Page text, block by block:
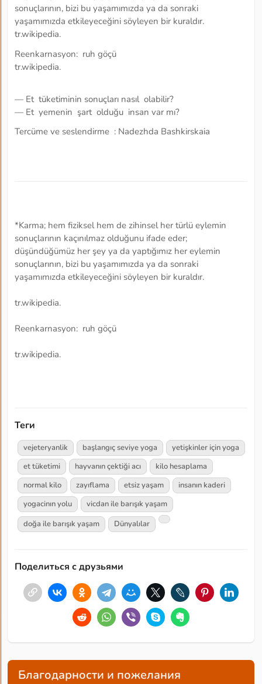
sonuçlarının, bizi bu yaşamımızda ya da sonraki
yaşamımızda etkileyeceğini söyleyen bir kuraldır.
tr.wikipedia.
Reenkarnasyon: ruh göçü
tr.wikipedia.
— Et tüketiminin sonuçları nasıl olabilir?
— Et yemenin şart olduğu insan var mı?
Tercüme ve seslendirme : Nadezhda Bashkirskaia
*Karma; hem fiziksel hem de zihinsel her türlü eylemin
sonuçlarının kaçınılmaz olduğunu ifade eder;
düşündüğümüz her şey ya da yaptığımız her eylemin
sonuçlarının, bizi bu yaşamımızda ya da sonraki
yaşamımızda etkileyeceğini söyleyen bir kuraldır.
tr.wikipedia.
Reenkarnasyon: ruh göçü
tr.wikipedia.
Теги
vejeteryanlik başlangıç seviye yoga
yetişkinler için yoga
et tüketimi
hayvanın çektiği acı
kilo hesaplama
normal kilo
zayıflama etsiz yaşam
insanın kaderi
yogacinın yolu
vicdan ile barışık yaşam
doğa ile barışık yaşam
Dünyalılar
Поделиться с друзьями
Благодарности и пожелания